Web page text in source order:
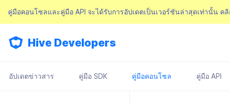
คู่มือคอนโซลและคู่มือ API จะได้รับการอัปเดตเป็นเวอร์ชันล่าสุดเท่านั้น ค
Hive Developers
อัปเดตข่าวสาร คู่มือ SDK คู่มือคอนโซล คู่มือ API